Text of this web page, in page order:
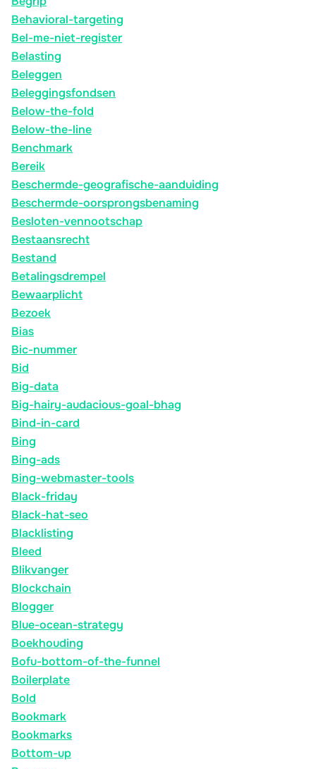
Behavioral-targeting
Bel-me-niet-register
Belasting
Beleggen
Beleggingsfondsen
Below-the-fold
Below-the-line
Benchmark
Bereik
Beschermde-geografische-aanduiding
Beschermde-oorsprongsbenaming
Besloten-vennootschap
Bestaansrecht
Bestand
Betalingsdrempel
Bewaarplicht
Bezoek
Bias
Bic-nummer
Bid
Big-data
Big-hairy-audacious-goal-bhag
Bind-in-card
Bing
Bing-ads
Bing-webmaster-tools
Black-friday
Black-hat-seo
Blacklisting
Bleed
Blikvanger
Blockchain
Blogger
Blue-ocean-strategy
Boekhouding
Bofu-bottom-of-the-funnel
Boilerplate
Bold
Bookmark
Bookmarks
Bottom-up